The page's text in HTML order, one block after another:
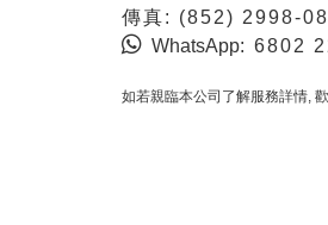
傳真: (852) 2998-
WhatsApp: 6802
如若親臨本公司了解服務詳情,